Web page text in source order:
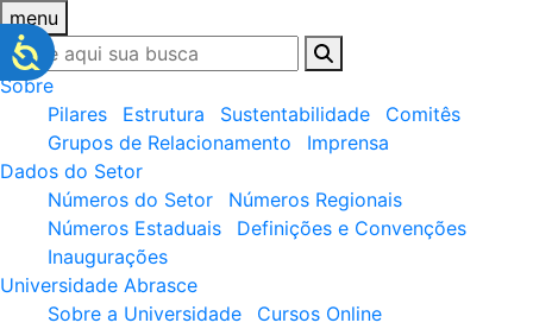
menu
Sobre
Pilares
Estrutura Sustentabilidade
Comitês
Grupos de Relacionamento
Imprensa
Dados do Setor
Números do Setor
Números Regionais
Números Estaduais
Definições e Convenções
Inaugurações
Universidade Abrasce
Sobre a Universidade
Cursos Online